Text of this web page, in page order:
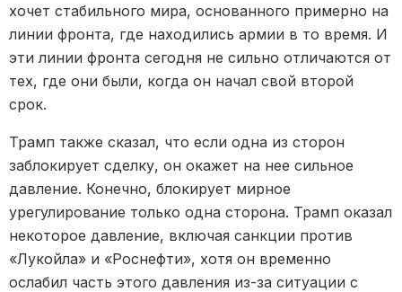
хочет стабильного мира, основанного примерно на
линии фронта, где находились армии в то время. И
эти линии фронта сегодня не сильно отличаются от
тех, где они были, когда он начал свой второй
срок.
Трамп также сказал, что если одна из сторон
заблокирует сделку, он окажет на нее сильное
давление. Конечно, блокирует мирное
урегулирование только одна сторона. Трамп оказал
некоторое давление, включая санкции против
«Лукойла» и «Роснефти», хотя он временно
ослабил часть этого давления из-за ситуации с